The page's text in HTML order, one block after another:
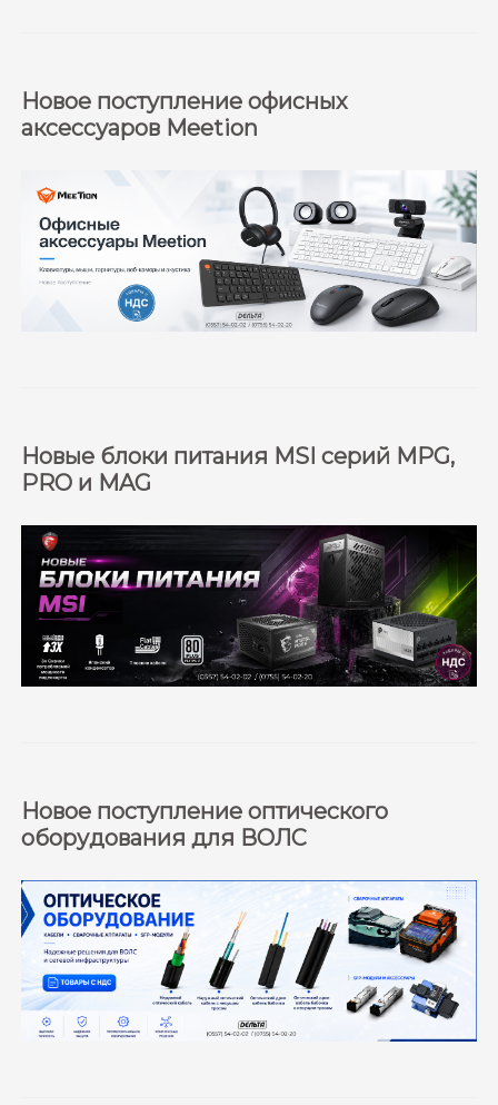
Новое поступление офисных
аксессуаров Meetion
Новые блоки питания MSI серий MPG,
PRO и MAG
Новое поступление оптического
оборудования для ВОЛС